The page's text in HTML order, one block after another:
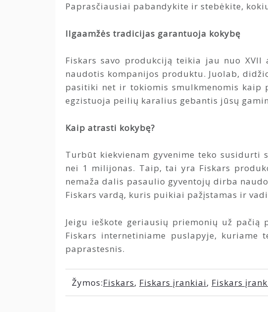
Paprasčiausiai pabandykite ir stebėkite,
Ilgaamžės tradicijas garantuoja kokybę
Fiskars savo produkciją teikia jau nuo
naudotis kompanijos produktu. Juolab,
pasitiki net ir tokiomis smulkmenomis kaip
egzistuoja peilių karalius gebantis jūsų
Kaip atrasti kokybę?
Turbūt kiekvienam gyvenime teko susidurti
nei 1 milijonas. Taip, tai yra Fiskars
nemaža dalis pasaulio gyventojų dirba
Fiskars vardą, kuris puikiai pažįstamas ir
Jeigu ieškote geriausių priemonių už
Fiskars internetiniame puslapyje,
paprastesnis.
Žymos:Fiskars, Fiskars įrankiai, Fiskars